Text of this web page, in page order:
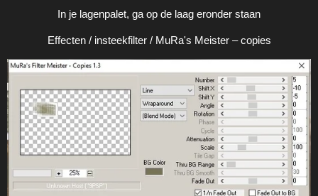
In je lagenpalet, ga op de laag eronder staan
Effecten / insteekfilter / MuRa's Meister – copies